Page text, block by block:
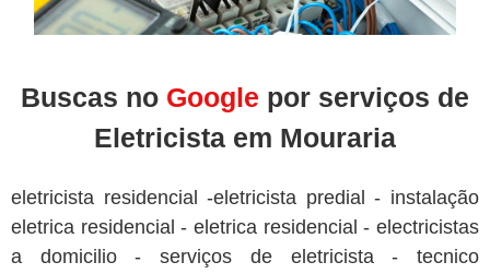
Buscas no Google por serviços de
Eletricista em Mouraria
eletricista residencial -eletricista predial - instalação
eletrica residencial - eletrica residencial - electricistas
a domicilio - serviços de eletricista - tecnico